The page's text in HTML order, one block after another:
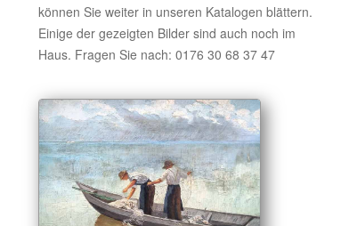
können Sie weiter in unseren Katalogen blättern.
Einige der gezeigten Bilder sind auch noch im
Haus. Fragen Sie nach: 0176 30 68 37 47